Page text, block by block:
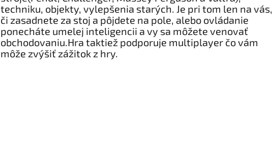
techniku, objekty, vylepšenia starých. Je pri tom len na vás,
či zasadnete za stoj a pôjdete na pole, alebo ovládanie
ponecháte umelej inteligencii a vy sa môžete venovať
obchodovaniu.Hra taktiež podporuje multiplayer čo vám
môže zvýšiť zážitok z hry.